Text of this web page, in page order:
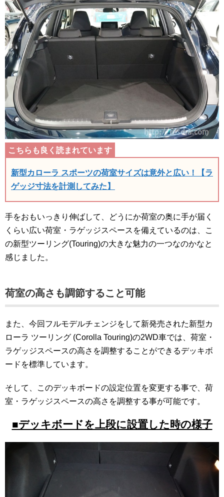
新型カローラ スポーツの荷室サイズは意外と広い！【ラ
ゲッジ寸法を計測してみた】
手をおもいっきり伸ばして、どうにか荷室の奥に手が届く
くらい広い荷室・ラゲッジスペースを備えているのは、こ
の新型ツーリング(Touring)の大きな魅力の一つなのかなと
感じました。
荷室の高さも調節すること可能
また、今回フルモデルチェンジをして新発売された新型カ
ローラ ツーリング (Corolla Touring)の2WD車では、荷室・
ラゲッジスペースの高さを調整することができるデッキボ
ードを標準しています。
そして、このデッキボードの設定位置を変更する事で、荷
室・ラゲッジスペースの高さを調整する事が可能です。
■デッキボードを上段に設置した時の様子